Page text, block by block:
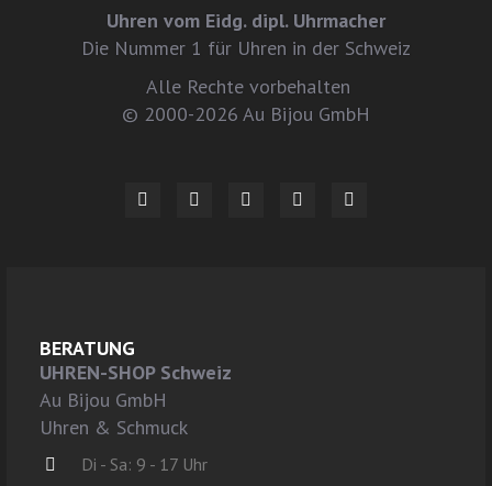
Uhren vom Eidg. dipl. Uhrmacher
Die Nummer 1 für Uhren in der Schweiz
Alle Rechte vorbehalten
© 2000-2026 Au Bijou GmbH
BERATUNG
UHREN-SHOP Schweiz
Au Bijou GmbH
Uhren & Schmuck
Di - Sa: 9 - 17 Uhr